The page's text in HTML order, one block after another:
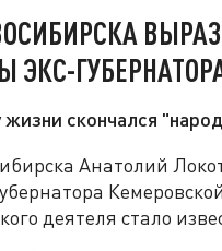
ЭКС-
жизни скончался
Анатолий
деятеля стало